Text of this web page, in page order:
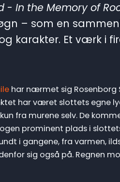
- In the Memory of
– som en
karakter. Et værk i
har nærmet sig
har været slottets egne
fra murene selv. De
prominent plads i
i gangene, fra varmen,
sig også på. Regnen